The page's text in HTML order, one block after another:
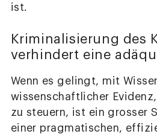
ist.
Kriminalisierung des
verhindert eine
Wenn es gelingt, mit
wissenschaftlicher
zu steuern, ist ein grosser
einer pragmatischen,